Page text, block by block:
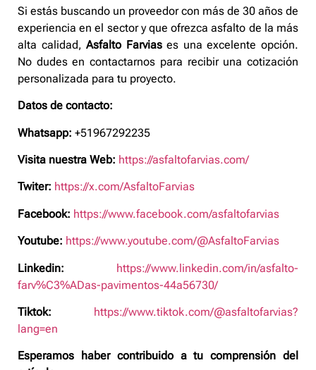
Si estás buscando un proveedor con más de 30 años de
experiencia en el sector y que ofrezca asfalto de la más
alta calidad,Asfalto Farviases una excelente opción.
No dudes en contactarnos para recibir una cotización
personalizada para tu proyecto.
Datos de contacto:
Whatsapp: +51967292235
Visita nuestra Web: https://asfaltofarvias.com/
Twiter: https://x.com/AsfaltoFarvias
Facebook: https://www.facebook.com/asfaltofarvias
Youtube: https://www.youtube.com/@AsfaltoFarvias
Linkedin:
https://www.linkedin.com/in/asfalto-
farv%C3%ADas-pavimentos-44a56730/
Tiktok:
https://www.tiktok.com/@asfaltofarvias?
lang=en
Esperamos haber contribuido a tu comprensión del